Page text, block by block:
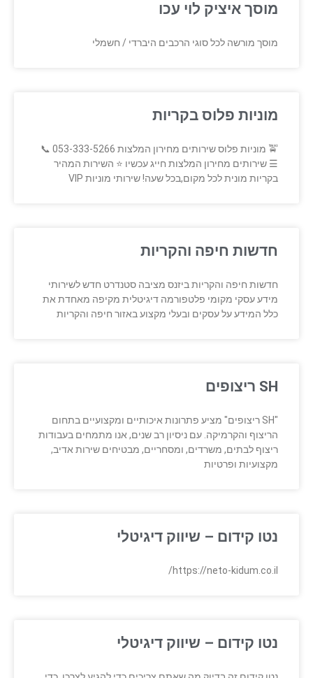
מוסך איציק לוי עכו
מוסך מורשה לכל סוגי הרכבים היברדי / חשמלי
מוניות פלוס בקריות
🚖 מוניות פלוס שירותים מחירון המלצות 053-333-5266 📞
☰ שירותים מחירון המלצות חייג עכשיו ⭐ השירות המהיר
בקריות מונית לכל מקום,בכל שעה! שירותי מוניות VIP
חדשות חיפה והקריות
חדשות חיפה והקריות ביזנס מציבה סטנדרט חדש לשירותי
מידע עסקי מקומי פלטפורמה דיגיטלית מקיפה מאחדת את
כלל המידע על עסקים ובעלי מקצוע באזור חיפה והקריות
SH ריצופים
"SH ריצופים" מציע פתרונות איכותיים ומקצועיים בתחום
הריצוף והקרמיקה. עם ניסיון רב שנים, אנו מתמחים בעבודות
ריצוף לבתים, משרדים, ומסחריים, מבטיחים שירות אדיב,
מקצועיות ופרטיות
נטו קידום – שיווק דיגיטלי
https://neto-kidum.co.il/
נטו קידום – שיווק דיגיטלי